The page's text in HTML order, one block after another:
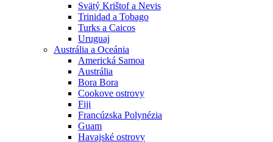
Svätý Krištof a Nevis
Trinidad a Tobago
Turks a Caicos
Uruguaj
Austrália a Oceánia
Americká Samoa
Austrália
Bora Bora
Cookove ostrovy
Fiji
Francúzska Polynézia
Guam
Havajské ostrovy